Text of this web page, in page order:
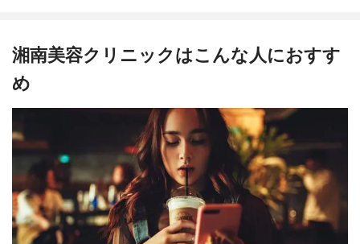
湘南美容クリニックはこんな人におすす
め